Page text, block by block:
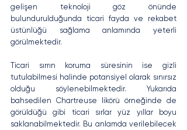
gelişen teknoloji göz önünde
bulundurulduğunda ticari fayda ve rekabet
üstünlüğü sağlama anlamında yeterli
görülmektedir.
Ticari sırrın koruma süresinin ise gizli
tutulabilmesi halinde potansiyel olarak sınırsız
olduğu söylenebilmektedir. Yukarıda
bahsedilen Chartreuse likörü örneğinde de
görüldüğü gibi ticari sırlar yüz yıllar boyu
saklanabilmektedir. Bu anlamda verilebilecek